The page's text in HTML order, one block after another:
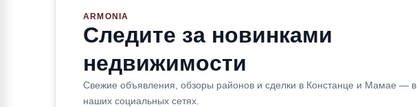
ARMONIA
Следите за новинками
недвижимости
Свежие объявления, обзоры районов и сделки в Констанце и Мамае — в
наших социальных сетях.